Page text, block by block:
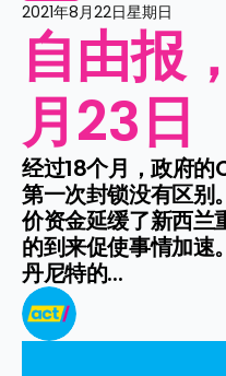
2021年8月22日星期日
自由报
月23日
经过18个月，政府
第一次封锁没有区别
价资金延缓了新西兰
的到来促使事情加速
丹尼特的...